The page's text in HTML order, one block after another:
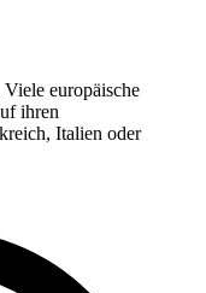
europäische
ihren
Italien oder